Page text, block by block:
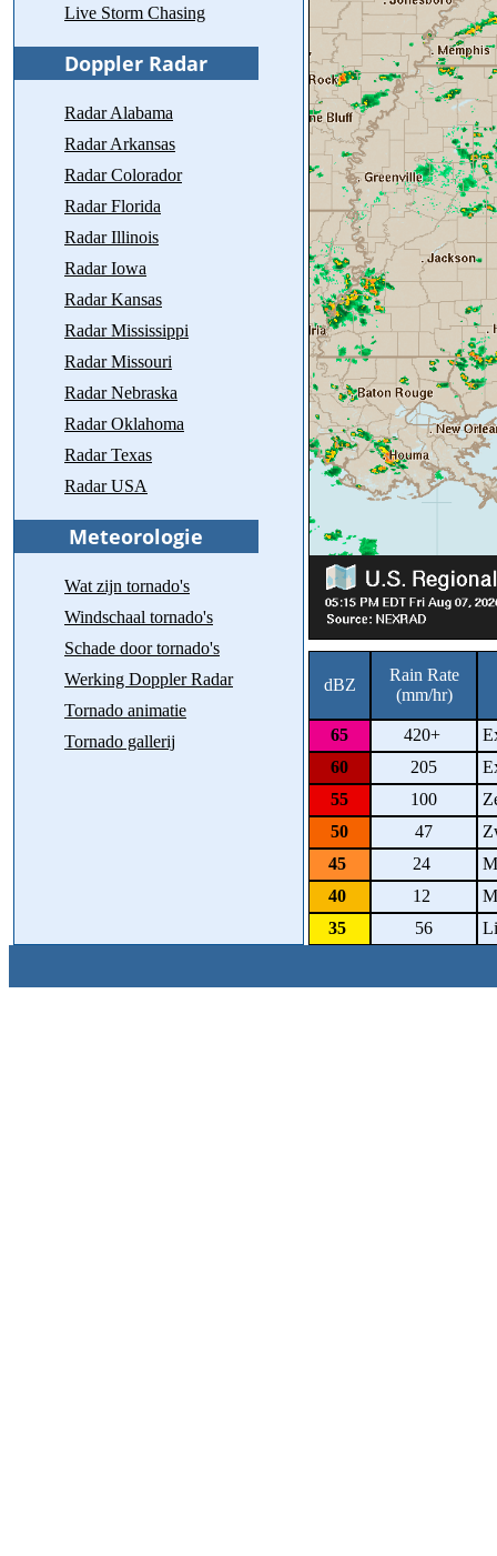
Live Storm Chasing
Radar Alabama
Radar Arkansas
Radar Colorador
Radar Florida
Radar Illinois
Radar Iowa
Radar Kansas
Radar Mississippi
Radar Missouri
Radar Nebraska
Radar Oklahoma
Radar Texas
Radar USA
Wat zijn tornado's
Windschaal tornado's
Schade door tornado's
Werking Doppler Radar
Tornado animatie
Tornado gallerij
dBZ
Rain Rate
(mm/hr)
65 420+
60
205
55
100
50
47
45
24
40
12
35
56